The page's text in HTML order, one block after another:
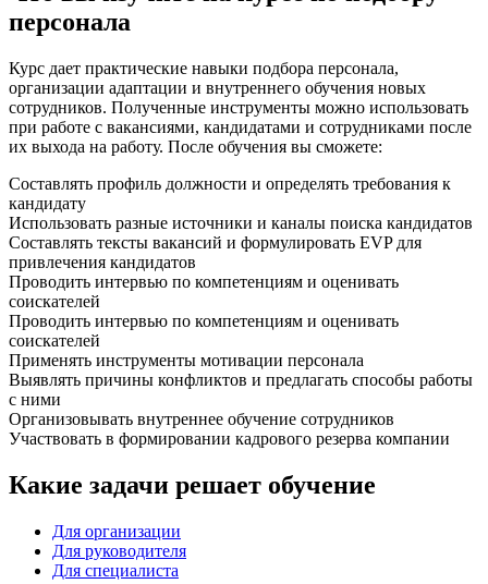
персонала
Курс дает практические навыки подбора персонала,
организации адаптации и внутреннего обучения новых
сотрудников. Полученные инструменты можно использовать
при работе с вакансиями, кандидатами и сотрудниками после
их выхода на работу. После обучения вы сможете:
Составлять профиль должности и определять требования к
кандидату
Использовать разные источники и каналы поиска кандидатов
Составлять тексты вакансий и формулировать EVP для
привлечения кандидатов
Проводить интервью по компетенциям и оценивать
соискателей
Проводить интервью по компетенциям и оценивать
соискателей
Применять инструменты мотивации персонала
Выявлять причины конфликтов и предлагать способы работы
с ними
Организовывать внутреннее обучение сотрудников
Участвовать в формировании кадрового резерва компании
Какие задачи решает обучение
Для организации
Для руководителя
Для специалиста